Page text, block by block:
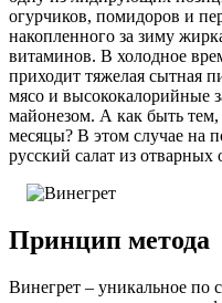
огурчиков, помидоров и
накопленного за зиму
витаминов. В холодное
приходит тяжелая сытная
мясо и высококалорийные
майонезом. А как быть
месяцы? В этом случае на
русский салат из отварных
Принцип метода
Винегрет – уникальное по